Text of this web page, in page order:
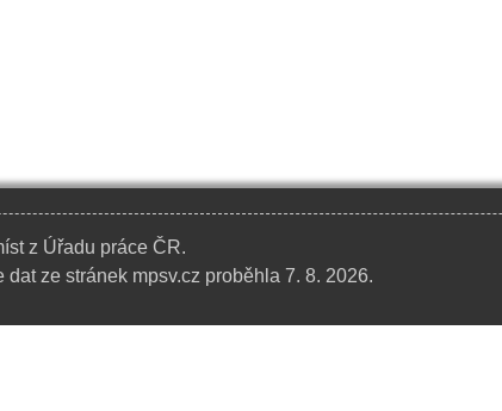
z Úřadu práce ČR.
ze stránek mpsv.cz proběhla 7. 8. 2026.